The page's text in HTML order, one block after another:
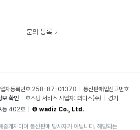
문의 등록
자등록번호 258-87-01370
통신판매업신고번호
보 확인 호스팅 서비스 사업자: 와디즈(주)
경기
동 402호
© wadiz Co., Ltd.
중개자이며 통신판매 당사자가 아닙니다. 해당되는